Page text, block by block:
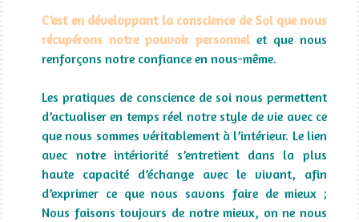
C’est en développant la conscience de Soi que nous
récupérons notre pouvoir personnel et que nous
renforçons notre confiance en nous-même.
Les pratiques de conscience de soi nous permettent
d’actualiser en temps réel notre style de vie avec ce
que nous sommes véritablement à l’intérieur. Le lien
avec notre intériorité s’entretient dans la plus
haute capacité d’échange avec le vivant, afin
d’exprimer ce que nous savons faire de mieux ;
Nous faisons toujours de notre mieux, on ne nous